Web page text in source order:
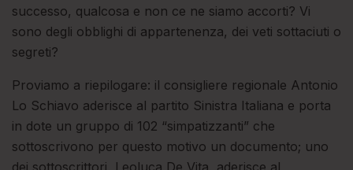
successo, qualcosa e non ce ne siamo accorti? Vi
sono degli obblighi di appartenenza, dei veti sottaciuti o
segreti?
Proviamo a riepilogare: il consigliere regionale Antonio
Lo Schiavo aderisce al partito Sinistra Italiana e porta
in dote un gruppo di 102 “simpatizzanti” che
sottoscrivono per questo motivo un documento; uno